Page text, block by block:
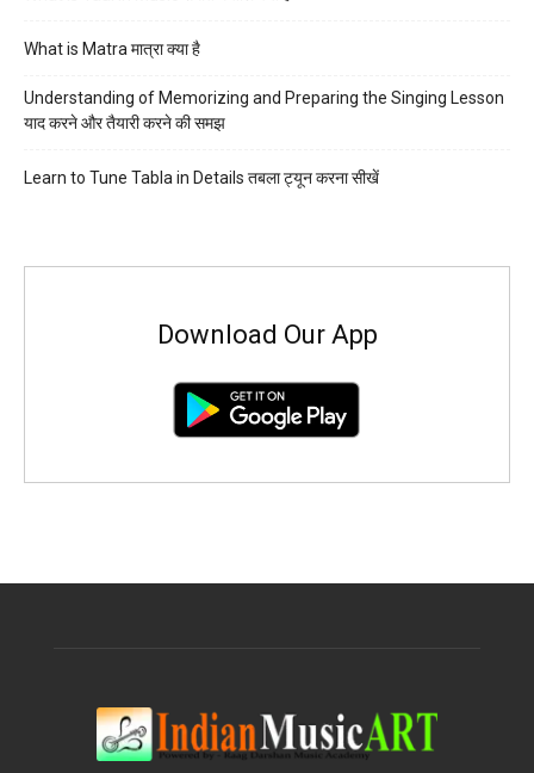
What is Matra मात्रा क्या है
Understanding of Memorizing and Preparing the Singing Lesson
याद करने और तैयारी करने की समझ
Learn to Tune Tabla in Details तबला ट्यून करना सीखें
Download Our App